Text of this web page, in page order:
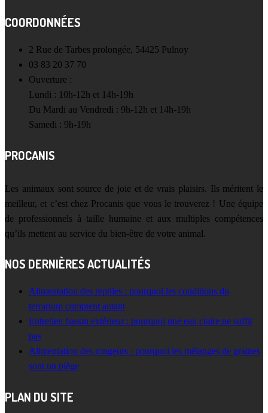
COORDONNÉES
2 Rue de Tarbes prolongée, 54425 Pulnoy
03 83 20 37 70
Ouverture :
Lundi : 10h-12h et 14h-19h
Du Mardi au Vendredi : 9h-12h et 14h-19h
Samedi : 9h-19h
PROCANIS
Les animaux sont source de joie et de vrais plaisirs. Ils méritent le
meilleur, et c’est chez Procanis que vous le trouverez ! Une équipe
de professionnels à taille humaine et aux multiples compétences
qu’ils mettent au service du bien-être de votre animal.
NOS DERNIÈRES ACTUALITÉS
Alimentation des reptiles : pourquoi les conditions du
terrarium comptent autant
Entretien bassin extérieur : pourquoi une eau claire ne suffit
pas
Alimentation des rongeurs : pourquoi les mélanges de graines
sont un piège
PLAN DU SITE